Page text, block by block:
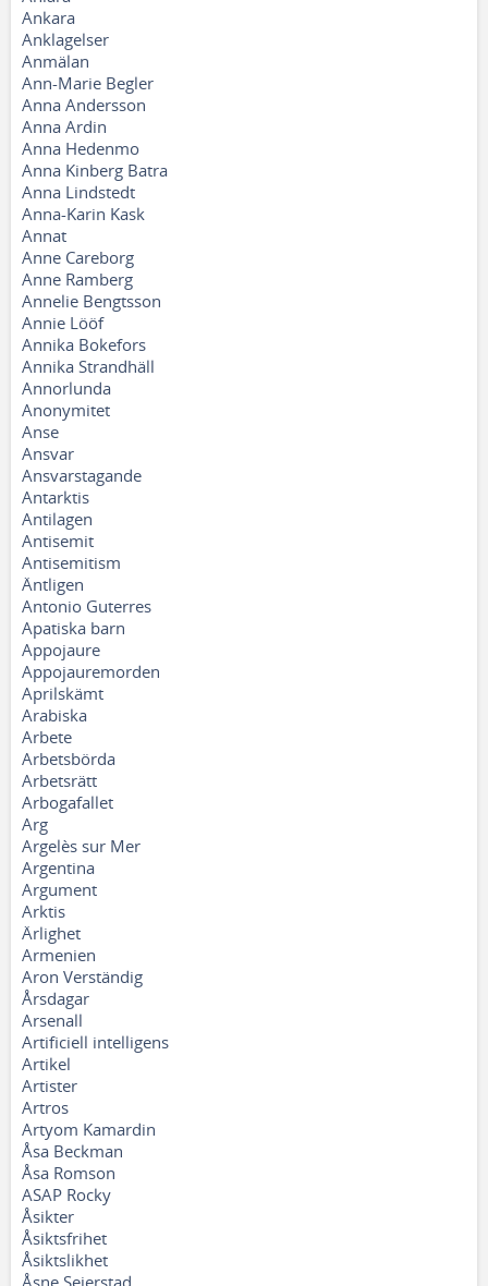
Ankara
Anklagelser
Anmälan
Ann-Marie Begler
Anna Andersson
Anna Ardin
Anna Hedenmo
Anna Kinberg Batra
Anna Lindstedt
Anna-Karin Kask
Annat
Anne Careborg
Anne Ramberg
Annelie Bengtsson
Annie Lööf
Annika Bokefors
Annika Strandhäll
Annorlunda
Anonymitet
Anse
Ansvar
Ansvarstagande
Antarktis
Antilagen
Antisemit
Antisemitism
Äntligen
Antonio Guterres
Apatiska barn
Appojaure
Appojauremorden
Aprilskämt
Arabiska
Arbete
Arbetsbörda
Arbetsrätt
Arbogafallet
Arg
Argelès sur Mer
Argentina
Argument
Arktis
Ärlighet
Armenien
Aron Verständig
Årsdagar
Arsenall
Artificiell intelligens
Artikel
Artister
Artros
Artyom Kamardin
Åsa Beckman
Åsa Romson
ASAP Rocky
Åsikter
Åsiktsfrihet
Åsiktslikhet
Åsne Seierstad